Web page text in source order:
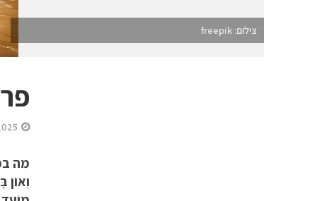
צילום: freepik
מה
וְאוֹן